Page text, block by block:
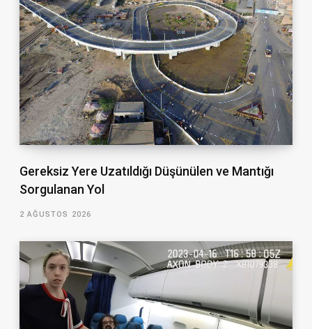
Gereksiz Yere Uzatıldığı Düşünülen ve Mantığı
Sorgulanan Yol
2 AĞUSTOS 2026